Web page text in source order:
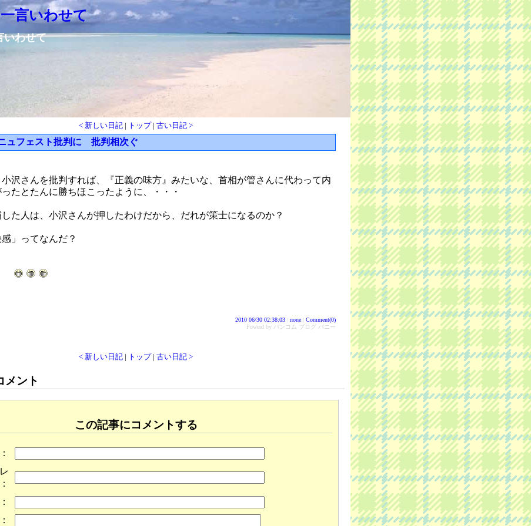
言いわせて
いわせて
< 新しい日記 | トップ| 古い日記 >
ュフェスト批判に 批判相次ぐ
沢さんを批判すれば、『正義の味方』みたいな、首相が管さんに代わって内
たとたんに勝ちほこったように、・・・
た人は、小沢さんが押したわけだから、だれが策士になるのか？
」ってなんだ？
2010 06/30 02:38:03 none
Comment(0)
Powerd by バンコム ブログ バニー
< 新しい日記 | トップ| 古い日記 >
メント
この記事にコメントする